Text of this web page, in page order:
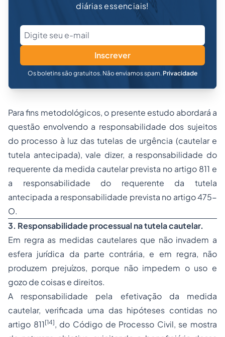
diárias essenciais!
Inscrever
Os boletins são gratuitos. Não enviamos spam. Privacidade
Para fins metodológicos, o presente estudo abordará a
questão envolvendo a responsabilidade dos sujeitos
do processo à luz dastutelas de urgência (cautelar e
tutela antecipada), vale dizer, a responsabilidade do
requerente da medida cautelar prevista no artigo 811 e
a responsabilidade do requerente da tutela
antecipada a responsabilidade prevista no artigo 475-
O.
3. Responsabilidade processual na tutela cautelar.
Em regra as medidas cautelares que não invadem a
esfera jurídica da parte contrária, e em regra, não
produzem prejuízos, porque não impedem o uso e
gozo de coisas e direitos.
A responsabilidade pela efetivação da medida
cautelar, verificada uma das hipóteses contidas no
artigo 811[14], do Código de Processo Civil, se mostra